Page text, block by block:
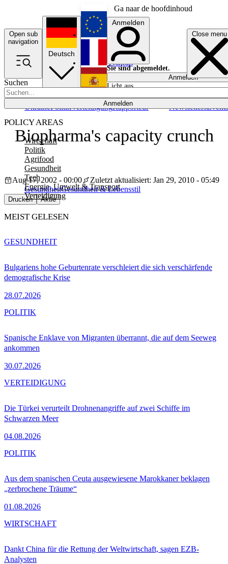
Ga naar de hoofdinhoud
Open sub
navigation
Close menu
Suchen
Anmelden
POLICY AREAS
Wirtschaft
Politik
Agrifood
Gesundheit
Tech
Energie, Umwelt & Transport
Verteidigung
UkrainePolitikVerteidigungRapporteur NewslettersEvents
Deutsch
English
Français
Anmelden
Sie sind abgemeldet.
Anmelden
Licht aus
Biopharma's capacity crunch
Aug 17, 2002 - 00:00
Zuletzt aktualisiert: Jan 29, 2010 - 05:49
GesundheitGesundheit & Lebensstil
Drucken Aktie
MEIST GELESEN
Bulgariens hohe Geburtenrate verschleiert die sich verschärfende
demografische Krise
28.07.2026
GESUNDHEIT
Spanische Enklave von Migranten überrannt, die auf dem Seeweg
ankommen
30.07.2026
POLITIK
Die Türkei verurteilt Drohnenangriffe auf zwei Schiffe im
Schwarzen Meer
04.08.2026
VERTEIDIGUNG
Aus dem spanischen Ceuta ausgewiesene Marokkaner beklagen
„zerbrochene Träume“
01.08.2026
POLITIK
Dankt China für die Rettung der Weltwirtschaft, sagen EZB-
Analysten
WIRTSCHAFT